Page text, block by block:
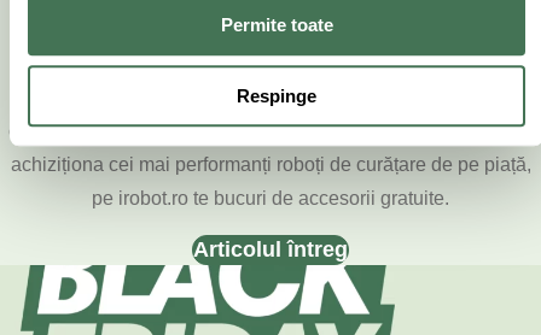
Permite toate
Respinge
LUNII MARTIE PE IROBOT.RO
În luna martie, iRobot.ro te întâmpină cu o serie de oferte și
promoții irezistibile pentru a-ți face viața mai ușoară și mai
confortabilă. Pe lângă prețurile super avantajoase la care poți
achiziționa cei mai performanți roboți de curățare de pe piață,
pe irobot.ro te bucuri de accesorii gratuite.
Articolul întreg